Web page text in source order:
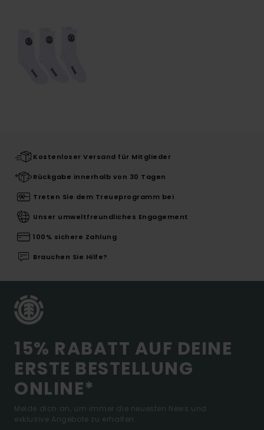
Kostenloser Versand für Mitglieder
Rückgabe innerhalb von 30 Tagen
Treten Sie dem Treueprogramm bei
Unser umweltfreundliches Engagement
100% sichere Zahlung
Brauchen Sie Hilfe?
15% RABATT AUF DEINE
ERSTE BESTELLUNG
ONLINE*
Melde dich an, um immer die neuesten News und
exklusive Angebote zu erhalten.